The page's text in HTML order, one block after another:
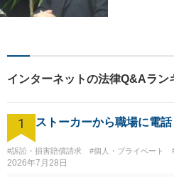
インターネットの法律Q&Aラン
1 ストーカーから職場に電話
#訴訟・損害賠償請求 #個人・プライベート
2026年7月28日